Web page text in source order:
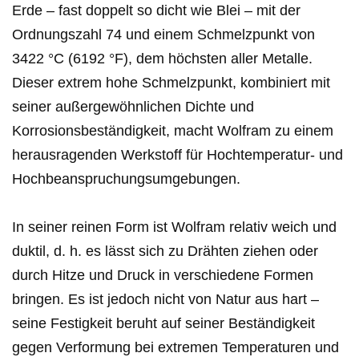
Erde – fast doppelt so dicht wie Blei – mit der
Ordnungszahl 74 und einem Schmelzpunkt von
3422 °C (6192 °F), dem höchsten aller Metalle.
Dieser extrem hohe Schmelzpunkt, kombiniert mit
seiner außergewöhnlichen Dichte und
Korrosionsbeständigkeit, macht Wolfram zu einem
herausragenden Werkstoff für Hochtemperatur- und
Hochbeanspruchungsumgebungen.
In seiner reinen Form ist Wolfram relativ weich und
duktil, d. h. es lässt sich zu Drähten ziehen oder
durch Hitze und Druck in verschiedene Formen
bringen. Es ist jedoch nicht von Natur aus hart –
seine Festigkeit beruht auf seiner Beständigkeit
gegen Verformung bei extremen Temperaturen und